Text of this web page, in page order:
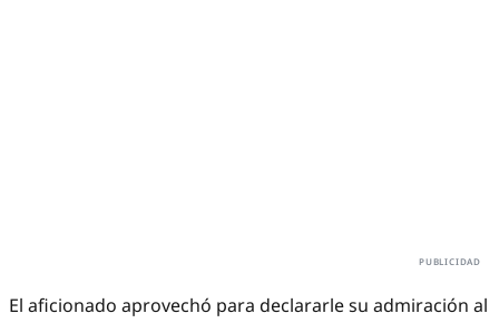
El aficionado aprovechó para declararle su admiración al